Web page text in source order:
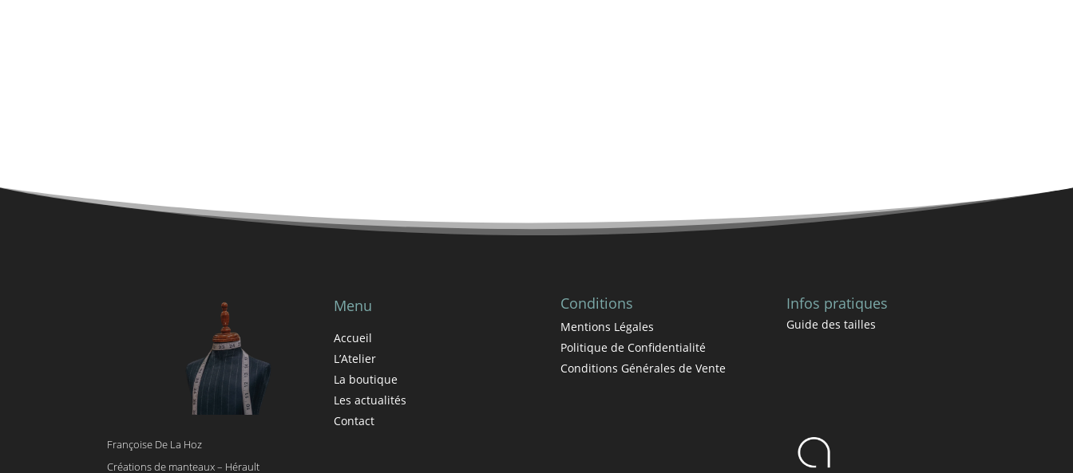
Françoise De La Hoz
Créations de manteaux – Hérault
Menu
Accueil
L’Atelier
La boutique
Les actualités
Contact
Conditions
Mentions Légales
Politique de Confidentialité
Conditions Générales de Vente
Infos pratiques
Guide des tailles